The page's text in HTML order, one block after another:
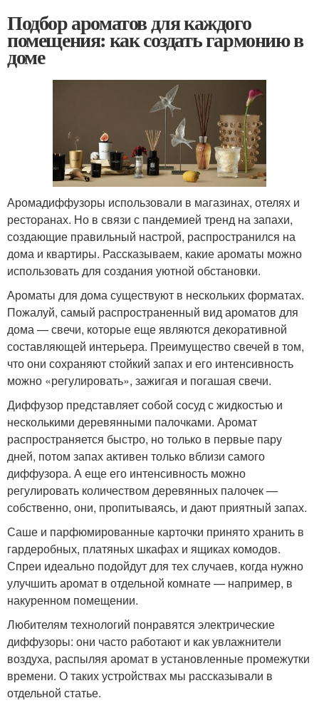
Подбор ароматов для каждого
помещения: как создать гармонию в
доме
Аромадиффузоры использовали в магазинах, отелях и
ресторанах. Но в связи с пандемией тренд на запахи,
создающие правильный настрой, распространился на
дома и квартиры. Рассказываем, какие ароматы можно
использовать для создания уютной обстановки.
Ароматы для дома существуют в нескольких форматах.
Пожалуй, самый распространенный вид ароматов для
дома — свечи, которые еще являются декоративной
составляющей интерьера. Преимущество свечей в том,
что они сохраняют стойкий запах и его интенсивность
можно «регулировать», зажигая и погашая свечи.
Диффузор представляет собой сосуд с жидкостью и
несколькими деревянными палочками. Аромат
распространяется быстро, но только в первые пару
дней, потом запах активен только вблизи самого
диффузора. А еще его интенсивность можно
регулировать количеством деревянных палочек —
собственно, они, пропитываясь, и дают приятный запах.
Саше и парфюмированные карточки принято хранить в
гардеробных, платяных шкафах и ящиках комодов.
Спреи идеально подойдут для тех случаев, когда нужно
улучшить аромат в отдельной комнате — например, в
накуренном помещении.
Любителям технологий понравятся электрические
диффузоры: они часто работают и как увлажнители
воздуха, распыляя аромат в установленные промежутки
времени. О таких устройствах мы рассказывали в
отдельной статье.